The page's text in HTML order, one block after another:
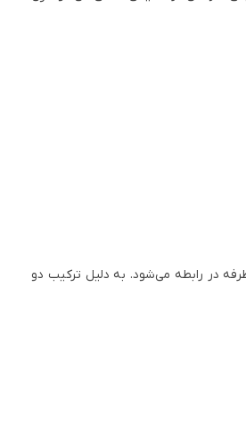
در رابطه می‌شود. به دلیل ترکیب دو